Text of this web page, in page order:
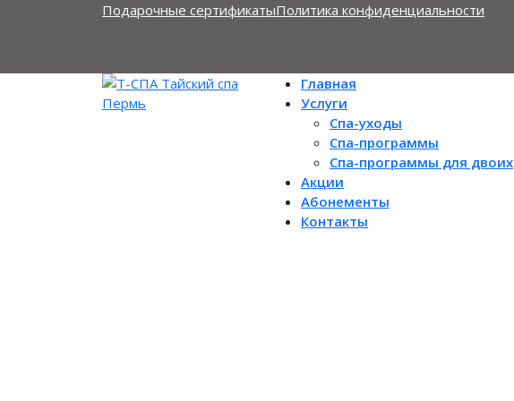
Подарочные сертификатыПолитика конфиденциальности
Главная
Услуги
Спа-уходы
Спа-программы
Спа-программы для двоих
Акции
Абонементы
Контакты